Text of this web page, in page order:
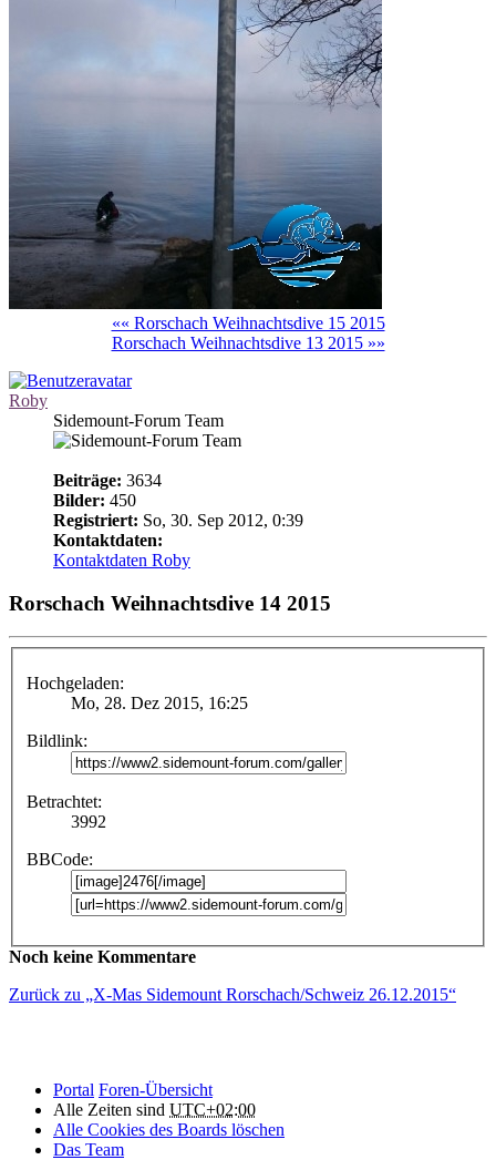
«« Rorschach Weihnachtsdive 15 2015
Rorschach Weihnachtsdive 13 2015 »»
Roby
Sidemount-Forum Team
Beiträge: 3634
Bilder: 450
Registriert: So, 30. Sep 2012, 0:39
Kontaktdaten:
Kontaktdaten Roby
Rorschach Weihnachtsdive 14 2015
Hochgeladen:
Mo, 28. Dez 2015, 16:25
Bildlink:
Betrachtet:
3992
BBCode:
Noch keine Kommentare
Zurück zu „X-Mas Sidemount Rorschach/Schweiz 26.12.2015“
Portal Foren-Übersicht
Alle Zeiten sind UTC+02:00
Alle Cookies des Boards löschen
Das Team